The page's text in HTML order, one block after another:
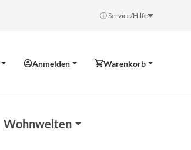
ⓘ Service/Hilfe
Anmelden Warenkorb
Wohnwelten